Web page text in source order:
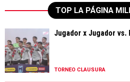
TOP LA PÁGINA
Jugador x Jugador
TORNEO CLAUSURA